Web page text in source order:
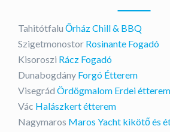
Tahitótfalu Őrház Chill & BBQ
Szigetmonostor Rosinante Fogadó
Kisoroszi Rácz Fogadó
Dunabogdány Forgó Étterem
Visegrád Ördögmalom Erdei étterem
Vác Halászkert étterem
Nagymaros Maros Yacht kikötő és